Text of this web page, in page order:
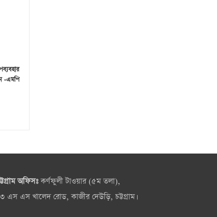
-এমপি
অফিসঃকর্ণফুলী টাওয়ার (৫ম তলা),
এস এস খালেদ রোড, কাজীর দেউড়ি, চট্টগ্রাম।